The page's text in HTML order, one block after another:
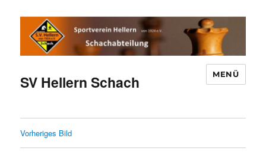
SV Hellern Schach MENÜ
Vorheriges Bild